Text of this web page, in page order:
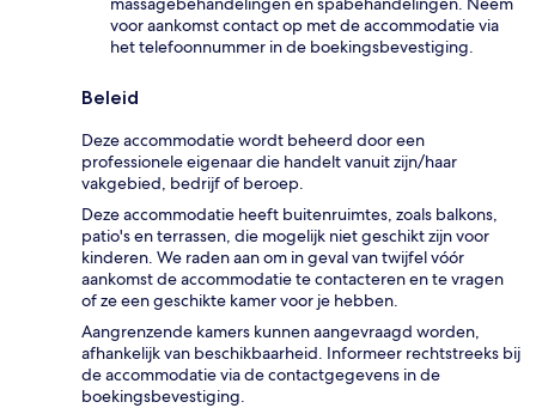
voor aankomst contact op met de accommodatie via
het telefoonnummer in de boekingsbevestiging.
Beleid
Deze accommodatie wordt beheerd door een
professionele eigenaar die handelt vanuit zijn/haar
vakgebied, bedrijf of beroep.
Deze accommodatie heeft buitenruimtes, zoals balkons,
patio's en terrassen, die mogelijk niet geschikt zijn voor
kinderen. We raden aan om in geval van twijfel vóór
aankomst de accommodatie te contacteren en te vragen
of ze een geschikte kamer voor je hebben.
Aangrenzende kamers kunnen aangevraagd worden,
afhankelijk van beschikbaarheid. Informeer rechtstreeks bij
de accommodatie via de contactgegevens in de
boekingsbevestiging.